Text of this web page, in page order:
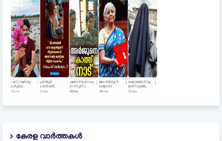
കേരള വാർത്തകൾ